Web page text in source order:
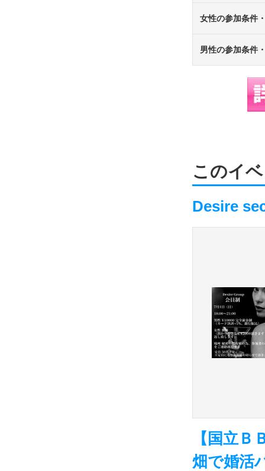
女性の参加条件
男性の参加条件
このイ
Desire
【国立
畑で婚活